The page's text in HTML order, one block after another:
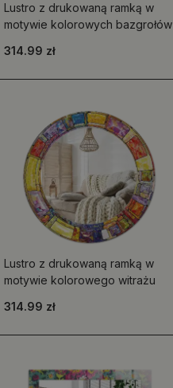
Lustro z drukowaną ramką w
motywie kolorowych bazgrołów
314.99 zł
Lustro z drukowaną ramką w
motywie kolorowego witrażu
314.99 zł